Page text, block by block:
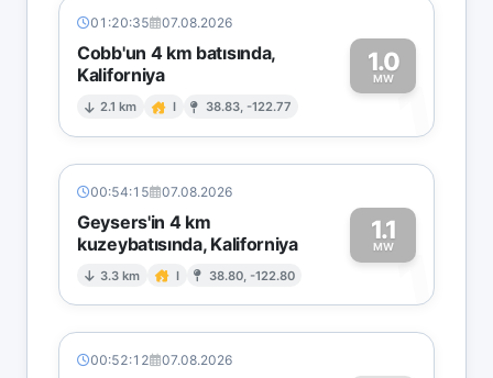
01:20:35 07.08.2026
Cobb'un 4 km batısında,
Kaliforniya
2.1 km I 38.83, -122.77
1.0
MW1
00:54:15 07.08.2026
Geysers'in 4 km
kuzeybatısında, Kaliforniya
3.3 km I 38.80, -122.80
1.1
MW1
00:52:12 07.08.2026